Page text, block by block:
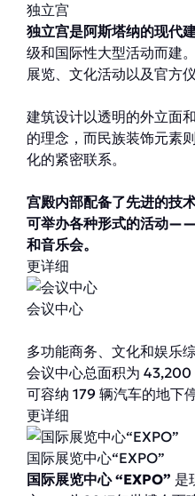
独立宫
独立宫是阿斯塔纳的现代
级和国际性大型活动而建
展览、文化活动以及官方仪
建筑设计以透明的外立面
的理念，而民族装饰元素
化的紧密联系。
宫殿内部配备了先进的技
可举办各种形式的活动
和音乐会。
更详细
会议中心
多功能商务、文化和娱乐综
会议中心总面积为
可容纳 179 辆汽车的地下
更详细
国际展览中心“EXPO”
国际展览中心 “EXPO” 是